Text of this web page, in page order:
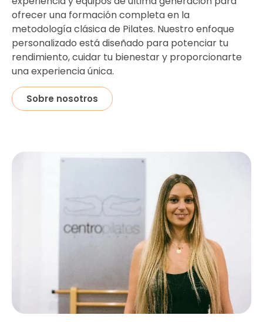
ofrecer una formación completa en la
metodología clásica de Pilates. Nuestro enfoque
personalizado está diseñado para potenciar tu
rendimiento, cuidar tu bienestar y proporcionarte
una experiencia única.
Sobre nosotros